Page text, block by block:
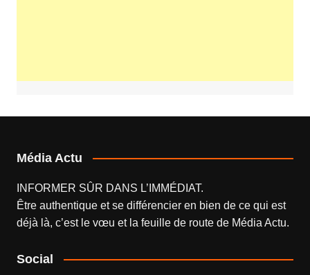
Média Actu
INFORMER SÛR DANS L’IMMÉDIAT.
Être authentique et se différencier en bien de ce qui est
déjà là, c’est le vœu et la feuille de route de Média Actu.
Social